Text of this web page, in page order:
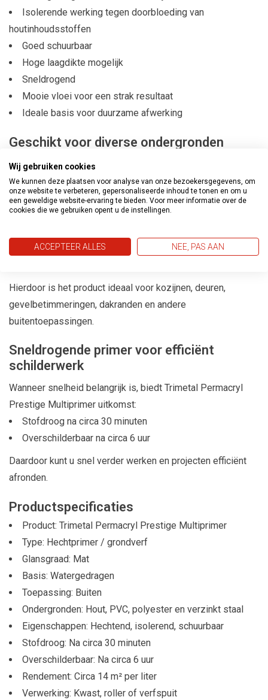
Isolerende werking tegen doorbloeding van
houtinhoudsstoffen
Goed schuurbaar
Hoge laagdikte mogelijk
Sneldrogend
Mooie vloei voor een strak resultaat
Ideale basis voor duurzame afwerking
Geschikt voor diverse ondergronden
Deze multiprimer is ontwikkeld voor buitentoepassingen en
kan worden toegepast op:
Hout
PVC
Verzinkt staal
Hierdoor is het product ideaal voor kozijnen, deuren,
gevelbetimmeringen, dakranden en andere
buitentoepassingen.
Sneldrogende primer voor efficiënt
schilderwerk
Wanneer snelheid belangrijk is, biedt Trimetal Permacryl
Prestige Multiprimer uitkomst:
Stofdroog na circa 30 minuten
Overschilderbaar na circa 6 uur
Daardoor kunt u snel verder werken en projecten efficiënt
afronden.
Productspecificaties
Product: Trimetal Permacryl Prestige Multiprimer
Type: Hechtprimer / grondverf
Glansgraad: Mat
Basis: Watergedragen
Toepassing: Buiten
Ondergronden: Hout, PVC, polyester en verzinkt staal
Eigenschappen: Hechtend, isolerend, schuurbaar
Stofdroog: Na circa 30 minuten
Overschilderbaar: Na circa 6 uur
Rendement: Circa 14 m² per liter
Verwerking: Kwast, roller of verfspuit
Wij gebruiken cookies
We kunnen deze plaatsen voor analyse van onze bezoekersgegevens, om
onze website te verbeteren, gepersonaliseerde inhoud te tonen en om u
een geweldige website-ervaring te bieden. Voor meer informatie over de
cookies die we gebruiken opent u de instellingen.
ACCEPTEER ALLES NEE, PAS AAN